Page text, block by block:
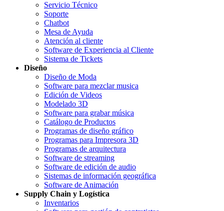
Servicio Técnico
Soporte
Chatbot
Mesa de Ayuda
Atención al cliente
Software de Experiencia al Cliente
Sistema de Tickets
Diseño
Diseño de Moda
Software para mezclar musica
Edición de Videos
Modelado 3D
Software para grabar música
Catálogo de Productos
Programas de diseño gráfico
Programas para Impresora 3D
Programas de arquitectura
Software de streaming
Software de edición de audio
Sistemas de información geográfica
Software de Animación
Supply Chain y Logística
Inventarios